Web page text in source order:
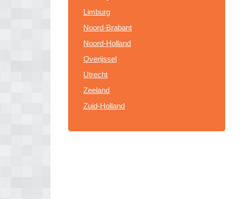
Limburg
Noord-Brabant
Noord-Holland
Overijssel
Utrecht
Zeeland
Zuid-Holland